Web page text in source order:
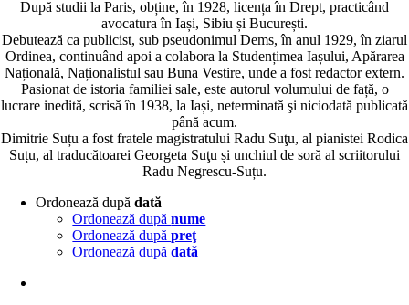
După studii la Paris, obține, în 1928, licența în Drept, practicând
avocatura în Iași, Sibiu și București.
Debutează ca publicist, sub pseudonimul Dems, în anul 1929, în ziarul
Ordinea, continuând apoi a colabora la Studențimea Iașului, Apărarea
Națională, Naționalistul sau Buna Vestire, unde a fost redactor extern.
Pasionat de istoria familiei sale, este autorul volumului de față, o
lucrare inedită, scrisă în 1938, la Iași, neterminată şi niciodată publicată
până acum.
Dimitrie Suțu a fost fratele magistratului Radu Suţu, al pianistei Rodica
Suțu, al traducătoarei Georgeta Suţu și unchiul de soră al scriitorului
Radu Negrescu-Suțu.
Ordonează dupădată
Ordonează dupănume
Ordonează dupăpreţ
Ordonează dupădată